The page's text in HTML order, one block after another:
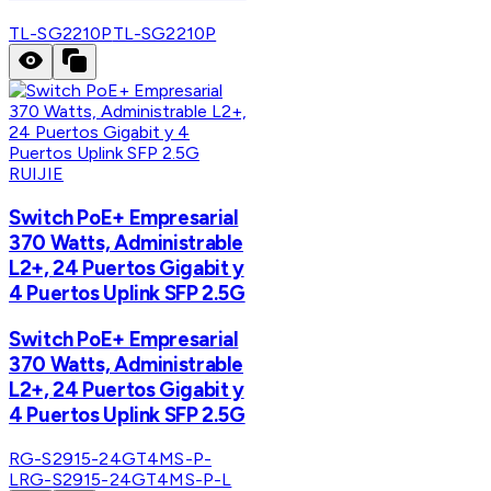
TL-SG2210PTL-SG2210P
RUIJIE
Switch PoE+ Empresarial
370 Watts, Administrable
L2+, 24 Puertos Gigabit y
4 Puertos Uplink SFP 2.5G
Switch PoE+ Empresarial
370 Watts, Administrable
L2+, 24 Puertos Gigabit y
4 Puertos Uplink SFP 2.5G
RG-S2915-24GT4MS-P-
LRG-S2915-24GT4MS-P-L